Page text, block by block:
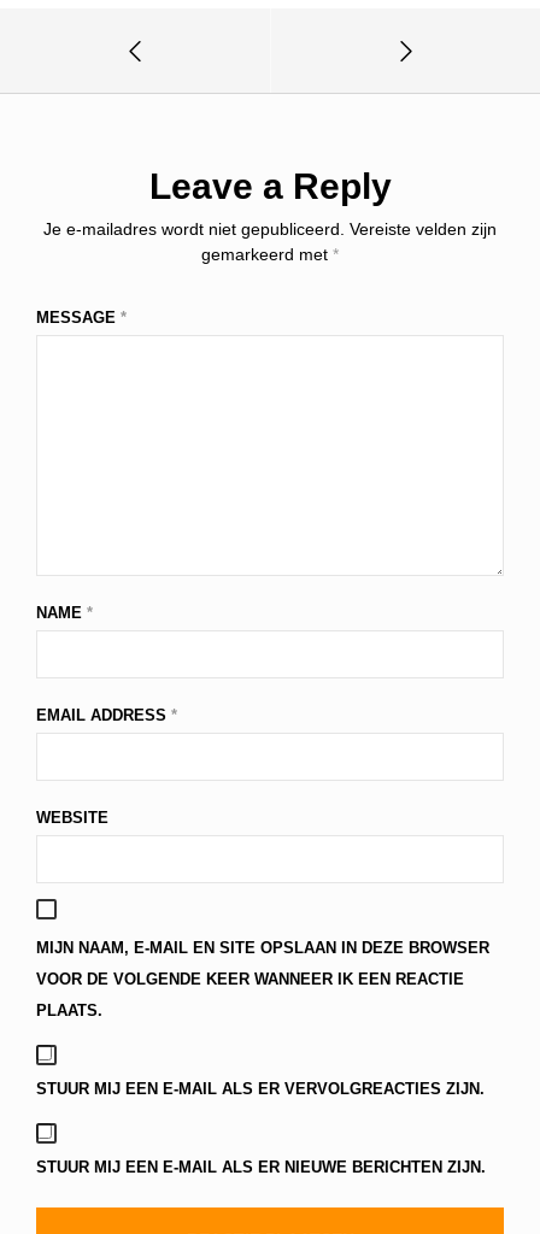
Leave a Reply
Je e-mailadres wordt niet gepubliceerd. Vereiste velden zijn
gemarkeerd met *
MESSAGE *
NAME *
EMAIL ADDRESS *
WEBSITE
MIJN NAAM, E-MAIL EN SITE OPSLAAN IN DEZE BROWSER
VOOR DE VOLGENDE KEER WANNEER IK EEN REACTIE
PLAATS.
STUUR MIJ EEN E-MAIL ALS ER VERVOLGREACTIES ZIJN.
STUUR MIJ EEN E-MAIL ALS ER NIEUWE BERICHTEN ZIJN.